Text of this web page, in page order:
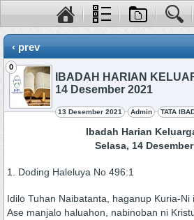
‹ prev
0
IBADAH HARIAN
14 Desember 2021
13 Desember 2021 Admin TATA
Ibadah Harian
Selasa, 14
1. Doding Haleluya No 496:1
Idilo Tuhan Naibatanta, haganup Kuria-Ni
Ase manjalo haluahon, nabinoban ni